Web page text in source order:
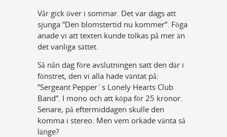
Vår gick över i sommar. Det var dags att
sjunga ”Den blomstertid nu kommer”. Föga
anade vi att texten kunde tolkas på mer än
det vanliga sättet.
Så nån dag före avslutningen satt den där i
fönstret, den vi alla hade väntat på:
”Sergeant Pepper´s Lonely Hearts Club
Band”. I mono och att köpa för 25 kronor.
Senare, på eftermiddagen skulle den
komma i stereo. Men vem orkade vänta så
länge?